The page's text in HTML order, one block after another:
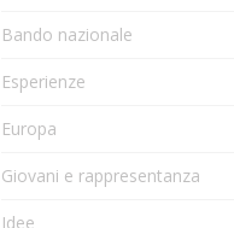
Bando nazionale
Esperienze
Europa
Giovani e rappresentanza
Idee